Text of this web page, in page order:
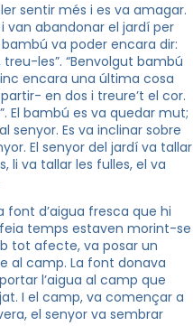
sentir més i es va amagar.
van abandonar el jardí per
va poder encara dir:
treu-les”. “Benvolgut bambú
encara una última cosa
en dos i treure’t el cor.
El bambú es va quedar mut;
senyor. Es va inclinar sobre
El senyor del jardí va tallar
li va tallar les fulles, el va
font d’aigua fresca que hi
temps estaven morint-se
tot afecte, va posar un
al camp. La font donava
l’aigua al camp que
I el camp, va començar a
el senyor va sembrar